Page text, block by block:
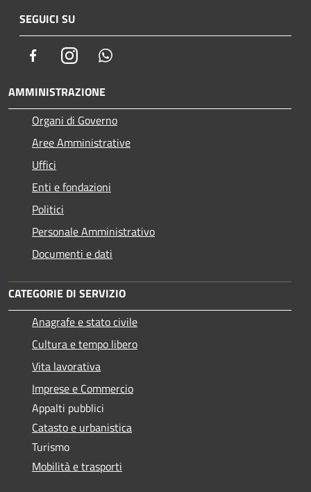
SEGUICI SU
FacebookInstagram
AMMINISTRAZIONE
Organi di Governo
Aree Amministrative
Uffici
Enti e fondazioni
Politici
Personale Amministrativo
Documenti e dati
CATEGORIE DI SERVIZIO
Anagrafe e stato civile
Cultura e tempo libero
Vita lavorativa
Imprese e Commercio
Appalti pubblici
Catasto e urbanistica
Turismo
Mobilità e trasporti